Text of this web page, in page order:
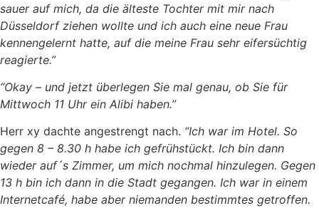
sauer auf mich, da die älteste Tochter mit mir nach
Düsseldorf ziehen wollte und ich auch eine neue Frau
kennengelernt hatte, auf die meine Frau sehr eifersüchtig
reagierte.”
“Okay – und jetzt überlegen Sie mal genau, ob Sie für
Mittwoch 11 Uhr ein Alibi haben.”
Herr xy dachte angestrengt nach. “Ich war im Hotel. So
gegen 8 – 8.30 h habe ich gefrühstückt. Ich bin dann
wieder auf´s Zimmer, um mich nochmal hinzulegen. Gegen
13 h bin ich dann in die Stadt gegangen. Ich war in einem
Internetcafé, habe aber niemanden bestimmtes getroffen.